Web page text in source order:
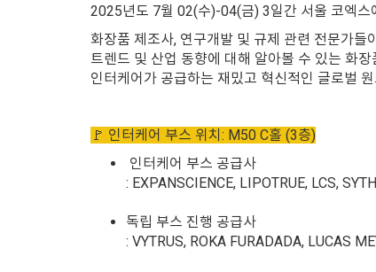
2025년도 7월 02(수)-04(금) 3일간 서울 코엑스
화장품 제조사, 연구개발 및 규제 관련 전문가
트렌드 및 산업 동향에 대해 알아볼 수 있는 화
인터케어가 공급하는 재밌고 혁신적인 글로벌
🚩 인터케어 부스 위치: M50 C홀 (3층)
인터케어 부스 공급사
: EXPANSCIENCE, LIPOTRUE, LCS,
독립 부스 진행 공급사
: VYTRUS, ROKA FURADADA, LUCAS